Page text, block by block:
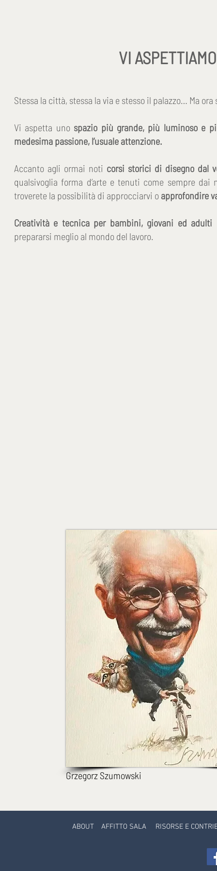
VI
Stessa la città, stessa la via e stesso il palazzo… Ma ora
Vi aspetta uno spazio più grande, più luminoso e
medesima passione, l’usuale attenzione.
Accanto agli ormai noti corsi storici di disegno dal
qualsivoglia forma d’arte e tenuti come sempre dai
troverete la possibilità di approcciarvi o approfondire
Creatività e tecnica per bambini, giovani ed adulti
prepararsi meglio al mondo del lavoro.
Grzegorz Szumowski
ABOUT AFFITTO SALA RISORSE E